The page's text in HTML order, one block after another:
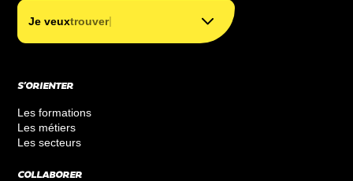
Je veuxtrouver ma
financer ma formation
S’ORIENTER
Les formations
Les métiers
Les secteurs
COLLABORER